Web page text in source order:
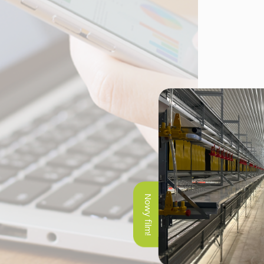
Nowy film!